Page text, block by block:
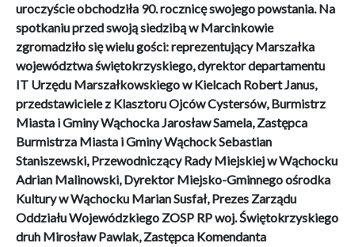
uroczyście obchodziła 90. rocznicę swojego powstania. Na
spotkaniu przed swoją siedzibą w Marcinkowie
zgromadziło się wielu gości: reprezentujący Marszałka
województwa świętokrzyskiego, dyrektor departamentu
IT Urzędu Marszałkowskiego w Kielcach Robert Janus,
przedstawiciele z Klasztoru Ojców Cystersów, Burmistrz
Miasta i Gminy Wąchocka Jarosław Samela, Zastępca
Burmistrza Miasta i Gminy Wąchock Sebastian
Staniszewski, Przewodniczący Rady Miejskiej w Wąchocku
Adrian Malinowski, Dyrektor Miejsko-Gminnego ośrodka
Kultury w Wąchocku Marian Susfał, Prezes Zarządu
Oddziału Wojewódzkiego ZOSP RP woj. Świętokrzyskiego
druh Mirosław Pawlak, Zastępca Komendanta